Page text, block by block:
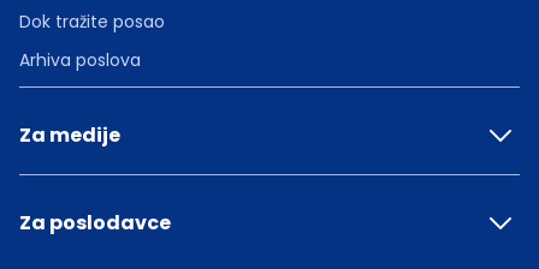
Dok tražite posao
Arhiva poslova
Za medije
Za poslodavce